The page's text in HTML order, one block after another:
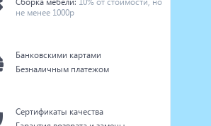
не менее 1000р
Банковскими картами
Безналичным платежом
Сертификаты качества